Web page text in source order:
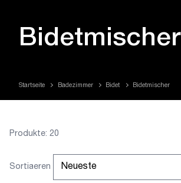
Bidetmischer
Startseite Badezimmer Bidet Bidetmischer
Produkte: 20
Sortiaeren